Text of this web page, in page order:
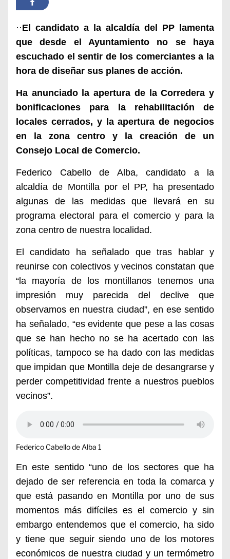
··El candidato a la alcaldía del PP lamenta
que desde el Ayuntamiento no se haya
escuchado el sentir de los comerciantes a la
hora de diseñar sus planes de acción.
Ha anunciado la apertura de la Corredera y
bonificaciones para la rehabilitación de
locales cerrados, y la apertura de negocios
en la zona centro y la creación de un
Consejo Local de Comercio.
Federico Cabello de Alba, candidato a la
alcaldía de Montilla por el PP, ha presentado
algunas de las medidas que llevará en su
programa electoral para el comercio y para la
zona centro de nuestra localidad.
El candidato ha señalado que tras hablar y
reunirse con colectivos y vecinos constatan que
“la mayoría de los montillanos tenemos una
impresión muy parecida del declive que
observamos en nuestra ciudad”, en ese sentido
ha señalado, “es evidente que pese a las cosas
que se han hecho no se ha acertado con las
políticas, tampoco se ha dado con las medidas
que impidan que Montilla deje de desangrarse y
perder competitividad frente a nuestros pueblos
vecinos”.
Federico Cabello de Alba 1
En este sentido “uno de los sectores que ha
dejado de ser referencia en toda la comarca y
que está pasando en Montilla por uno de sus
momentos más difíciles es el comercio y sin
embargo entendemos que el comercio, ha sido
y tiene que seguir siendo uno de los motores
económicos de nuestra ciudad y un termómetro